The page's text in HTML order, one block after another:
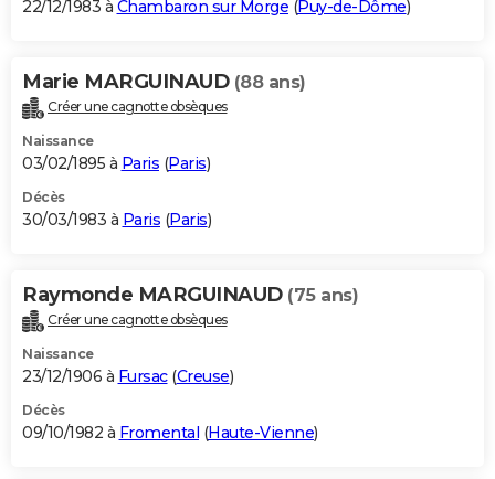
22/12/1983 à Chambaron sur Morge (Puy-de-Dôme)
Marie MARGUINAUD (88 ans)
Créer une cagnotte obsèques
Naissance
03/02/1895 à Paris (Paris)
Décès
30/03/1983 à Paris (Paris)
Raymonde MARGUINAUD (75 ans)
Créer une cagnotte obsèques
Naissance
23/12/1906 à Fursac(Creuse)
Décès
09/10/1982 à Fromental (Haute-Vienne)